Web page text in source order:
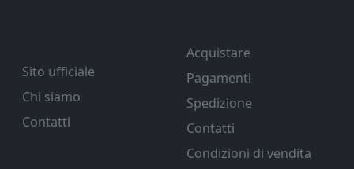
Sito ufficiale
Chi siamo
Contatti
Acquistare
Pagamenti
Spedizione
Contatti
Condizioni di vendita